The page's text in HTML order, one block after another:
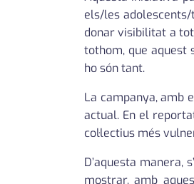
els/les
donar visibilitat a tot
tothom, que aquest
ho són tant.
La campanya, amb
actual. En el
col·lectius més
D’aquesta
mostrar, amb